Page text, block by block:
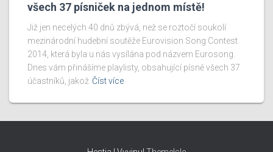
všech 37 písniček na jednom místě!
Již jen necelých 40 dnů zbývá, než se roztočí soukolí
mezinárodní hudební soutěže Eurovision Song Contest
2014, která byla u nás vysílána pod názvem Eurosong.
Dnes vám přinášíme playlisty, obsahující písně všech 37
účastníků, jakož Číst více